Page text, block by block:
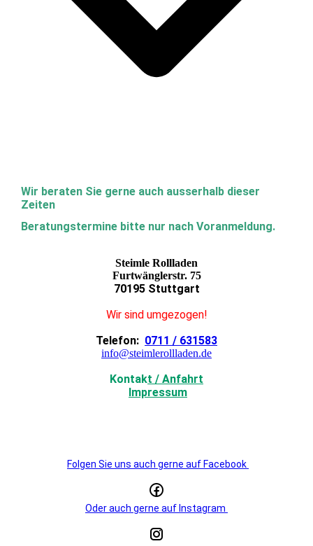
Wir beraten Sie gerne auch ausserhalb dieser
Zeiten
Beratungstermine bitte nur nach Voranmeldung.
Steimle Rollladen
Furtwänglerstr. 75
70195 Stuttgart
Wir sind umgezogen!
Telefon: 0711 / 631583
info@steimlerollladen.de
Kontakt / Anfahrt
Impressum
Folgen Sie uns auch gerne auf Facebook
Oder auch gerne auf Instagram